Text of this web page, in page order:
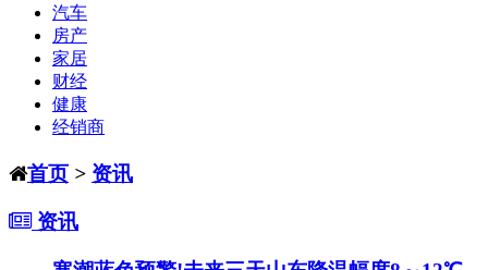
汽车
房产
家居
财经
健康
经销商
首页 > 资讯
资讯